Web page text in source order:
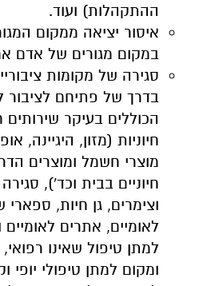
ההתקהלות) ועוד.
איסור יציאה ממקום
במקום מגורים של אדם
סגירה של מקומות
בדרך של פתיחם לציבור
הכוללים בעיקר שירותים
חיוניות (מזון, היגיינה,
מוצרי חשמל ומוצרים
חיוניים בבית וכד'),
וצימרים, גן חיות,
לאומיים, אתרים
למתן טיפול שאינו
ומקום למתן טיפולי יופי